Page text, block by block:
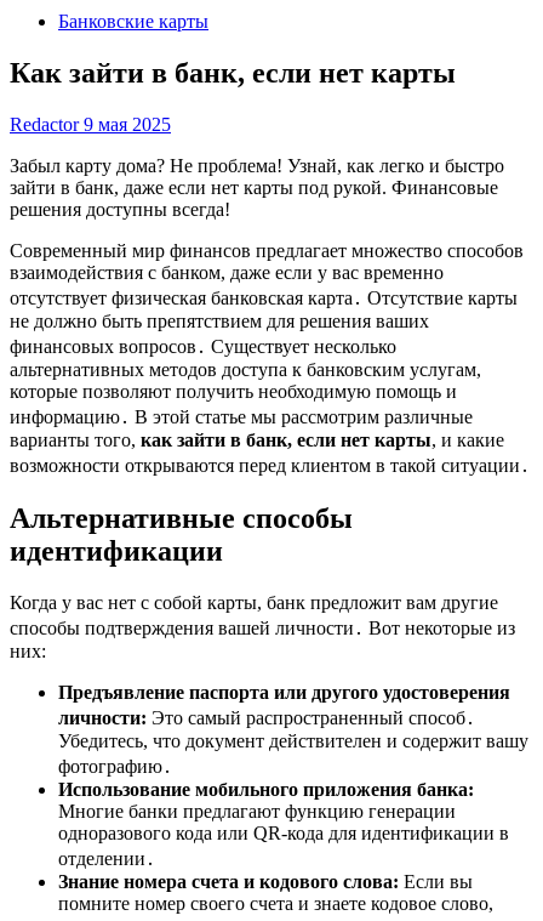
Банковские карты
Как зайти в банк, если нет карты
Redactor9 мая 2025
Забыл карту дома? Не проблема! Узнай, как легко и быстро
зайти в банк, даже если нет карты под рукой. Финансовые
решения доступны всегда!
Современный мир финансов предлагает множество способов
взаимодействия с банком, даже если у вас временно
отсутствует физическая банковская карта․ Отсутствие карты
не должно быть препятствием для решения ваших
финансовых вопросов․ Существует несколько
альтернативных методов доступа к банковским услугам,
которые позволяют получить необходимую помощь и
информацию․ В этой статье мы рассмотрим различные
варианты того, как зайти в банк, если нет карты, и какие
возможности открываются перед клиентом в такой ситуации․
Альтернативные способы
идентификации
Когда у вас нет с собой карты, банк предложит вам другие
способы подтверждения вашей личности․ Вот некоторые из
них:
Предъявление паспорта или другого удостоверения
личности: Это самый распространенный способ․
Убедитесь, что документ действителен и содержит вашу
фотографию․
Использование мобильного приложения банка:
Многие банки предлагают функцию генерации
одноразового кода или QR-кода для идентификации в
отделении․
Знание номера счета и кодового слова: Если вы
помните номер своего счета и знаете кодовое слово,